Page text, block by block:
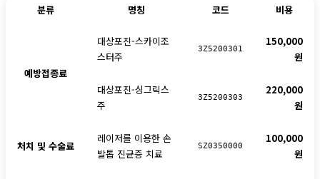
분류 명칭 코드 비용
예방접종료
대상포진-스카이조
스터주
3Z5200301
150,000
원
대상포진-싱그릭스
주
3Z5200303
220,000
원
처치 및 수술료
레이저를 이용한 손
발톱 진균증 치료
SZ0350000
100,000
원